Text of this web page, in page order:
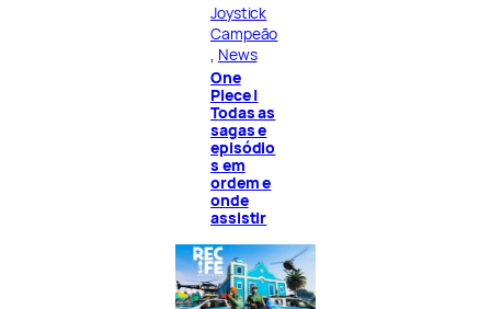
Joystick
Campeão
News
One
Piece |
Todas as
sagas e
episódio
s em
ordem e
onde
assistir